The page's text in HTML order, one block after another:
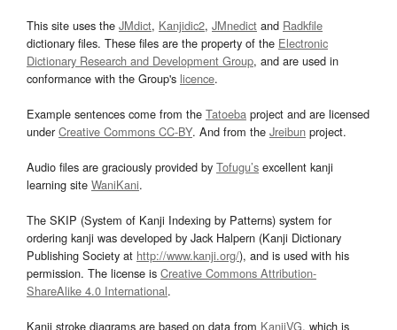
This site uses the JMdict, Kanjidic2, JMnedict and Radkfile
dictionary files. These files are the property of the Electronic
Dictionary Research and Development Group, and are used in
conformance with the Group's licence.
Example sentences come from the Tatoeba project and are licensed
underCreative Commons CC-BY. And from the Jreibun project.
Audio files are graciously provided by Tofugu’s excellent kanji
learning site WaniKani.
The SKIP (System of Kanji Indexing by Patterns) system for
ordering kanji was developed by Jack Halpern (Kanji Dictionary
Publishing Society at http://www.kanji.org/), and is used with his
permission. The license is Creative Commons Attribution-
ShareAlike 4.0 International.
Kanji stroke diagrams are based on data from KanjiVG, which is